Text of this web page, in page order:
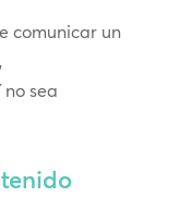
comunicar un
sea